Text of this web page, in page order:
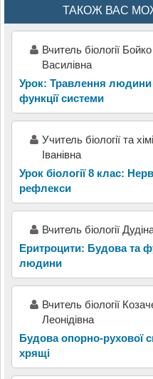
ТАКОЖ ВАС
Вчитель біології
Василівна
Урок: Травлення
функції системи
Учитель біології та
Іванівна
Урок біології 8 клас:
рефлекси
Вчитель біології
Еритроцити: Будова та
людини
Вчитель біології
Леонідівна
Будова опорно-рухової
хрящі